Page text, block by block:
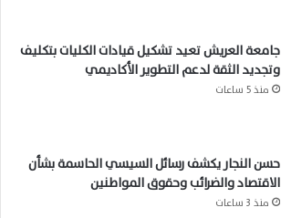
جامعة العريش تعيد تشكيل قيادات الكليات بتكليف
وتجديد الثقة لدعم التطوير الأكاديمي
منذ 5 ساعات
حسن النجار يكشف رسائل السيسي الحاسمة بشأن
الاقتصاد والضرائب وحقوق المواطنين
منذ 3 ساعات